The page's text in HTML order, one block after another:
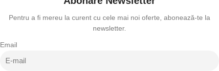
Pentru a fi mereu la curent cu cele mai noi oferte, abonează-te la
newsletter.
Email